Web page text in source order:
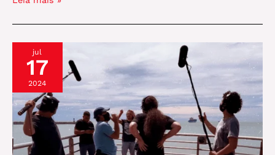
O
Que
Conquistou
o
Mundo
do
jul
17
2024